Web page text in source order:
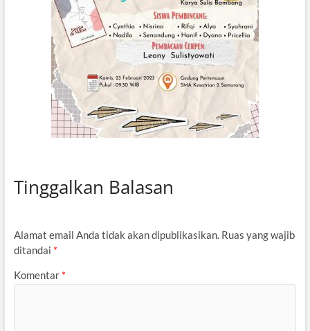
Tinggalkan Balasan
Alamat email Anda tidak akan dipublikasikan. Ruas yang wajib
ditandai *
Komentar *